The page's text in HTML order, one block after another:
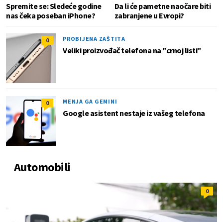
Spremite se: Sledeće godine
nas čeka poseban iPhone?
Da li će pametne naočare biti
zabranjene u Evropi?
0 PROBIJENA ZAŠTITA
Veliki proizvođač telefona na "crnoj listi"
0 MENJA GA GEMINI
Google asistent nestaje iz vašeg telefona
Automobili
0